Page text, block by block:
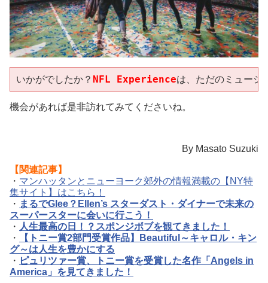
いかがでしたか？ NFL Experienceは、ただのミュージ
機会があれば是非訪れてみてくださいね。
By Masato Suzuki
【関連記事】
・ マンハッタンとニューヨーク郊外の情報満載の【NY特
集サイト】はこちら！
・ まるでGlee？Ellen’s スターダスト・ダイナーで未来の
スーパースターに会いに行こう！
・ 人生最高の日！？スポンジボブを観てきました！
・
【トニー賞2部門受賞作品】Beautiful～キャロル・キン
グ～は人生を豊かにする
・ ピュリツァー賞、トニー賞を受賞した名作「Angels in
America」を見てきました！